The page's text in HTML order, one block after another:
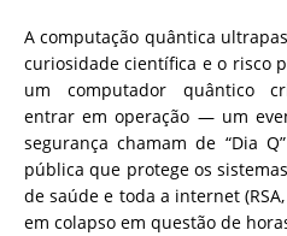
A computação quântica
curiosidade científica e o risco
um computador quântico
entrar em operação — um
segurança chamam de “Dia
pública que protege os
de saúde e toda a internet
em colapso em questão de